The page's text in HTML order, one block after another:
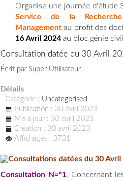
Organise une journée d'étude
Service de la
Management au profit des
16 Avril 2024 au bloc génie
Consultation datée du 30 Avril
Écrit par Super Utilisateur
Détails
Catégorie : Uncategorised
Publication : 30 avril 2023
Mis à jour : 30 avril 2023
Création : 30 avril 2023
Affichages : 3731
Consultations datées du 30 Avril
Consultation N=°1. Concernant